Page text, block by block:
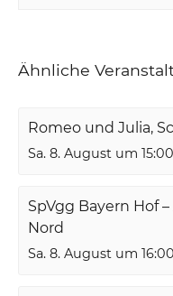
Ähnliche
Romeo und Julia,
Sa. 8. August um 15:00
SpVgg Bayern Hof
Nord
Sa. 8. August um 16:00